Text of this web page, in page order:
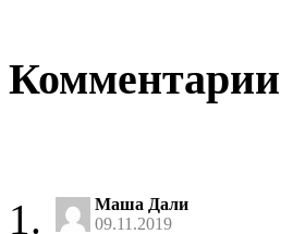
Комментарии
Маша Дали
09.11.2019